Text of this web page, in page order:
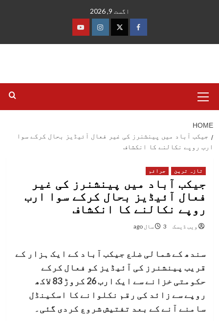
اگست 9, 2026
فیس
ٹوئٹرانسٹاگرام
یوٹیوب
Menu
HOME
جیکب آباد میں پینشنرز کی غیر فعال آئیڈیز بحال کرکے سوا
ارب روپے نکالنے کا انکشاف
تازہ ترین جرائم
جیکب آباد میں پینشنرز کی غیر
فعال آئیڈیز بحال کرکے سوا ارب
روپے نکالنے کا انکشاف
ویب ڈیسک 3 سال ago
سندھ کے شمالی ضلع جیکب آباد کے ایک ہزار کے
قریب پینشنرز کی آئیڈیز کو فعال کرکے
حکومتی خزانے سے ایک ارب 26 کروڑ 83 لاکھ
روپے سے زائد کی رقم نکلوانے کا اسکینڈل
سامنے آنے کے بعد تفتیش شروع کردی گئی۔